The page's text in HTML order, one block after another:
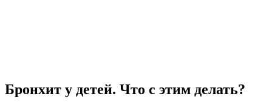
Бронхит у детей. Что с этим делать?